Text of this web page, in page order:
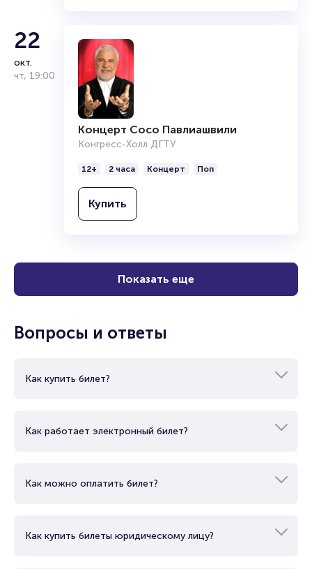
22
окт.
чт, 19:00
Концерт Сосо Павлиашвили
Конгресс-Холл ДГТУ
12+ 2 часа Концерт Поп
Купить
Показать еще
Вопросы и ответы
Как купить билет?
Как работает электронный билет?
Как можно оплатить билет?
Как купить билеты юридическому лицу?